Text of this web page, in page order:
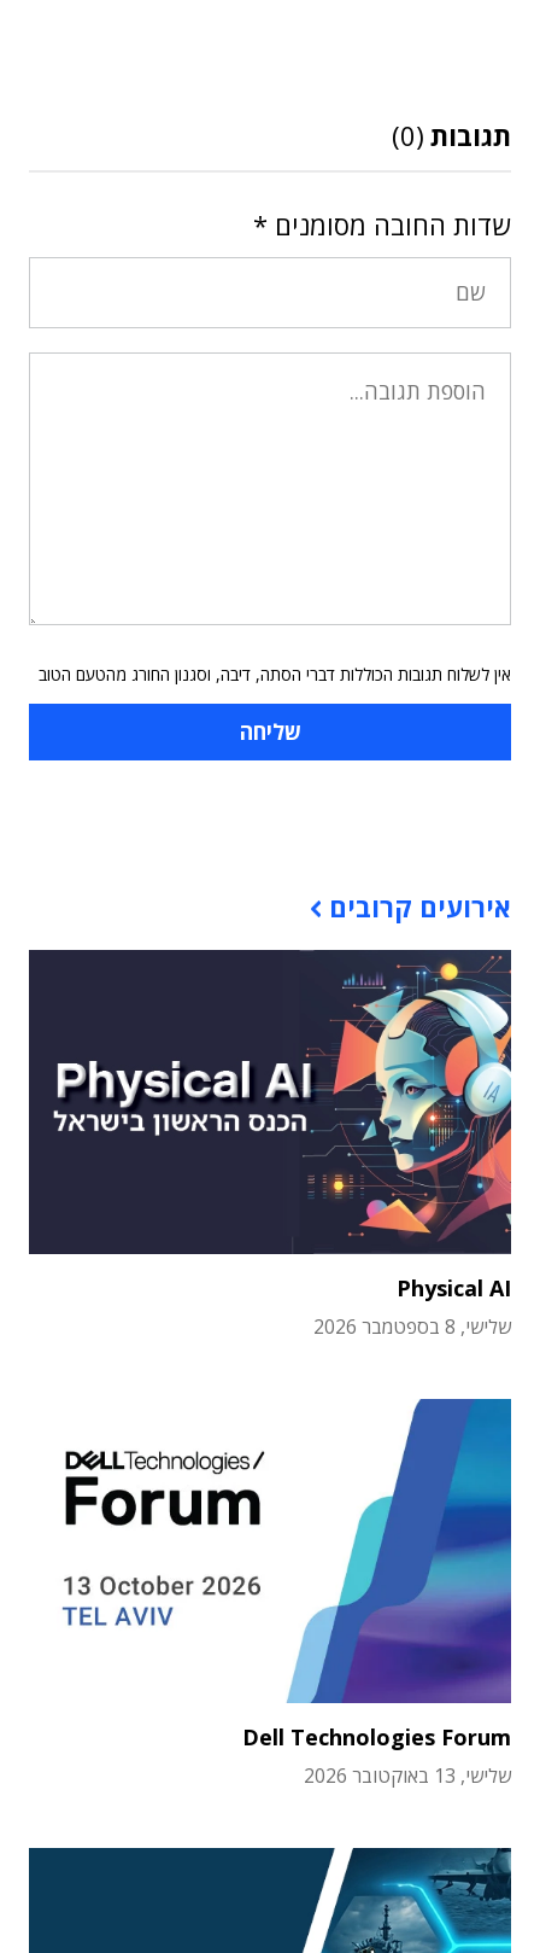
תגובות (0)
שדות החובה מסומנים *
אין לשלוח תגובות הכוללות דברי הסתה, דיבה, וסגנון החורג מהטעם הטוב
אירועים קרובים
Physical AI
שלישי, 8 בספטמבר 2026
Dell Technologies Forum
שלישי, 13 באוקטובר 2026